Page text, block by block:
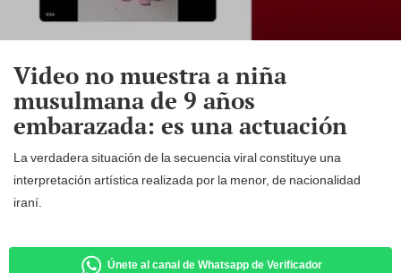
Video no muestra a niña
musulmana de 9 años
embarazada: es una actuación
La verdadera situación de la secuencia viral constituye una
interpretación artística realizada por la menor, de nacionalidad
iraní.
Únete al canal de Whatsapp de Verificador